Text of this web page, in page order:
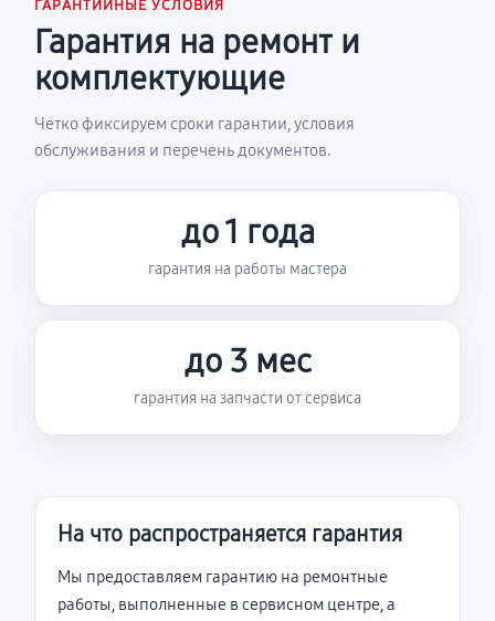
ГАРАНТИЙНЫЕ УСЛОВИЯ
Гарантия на ремонт и
комплектующие
Четко фиксируем сроки гарантии, условия
обслуживания и перечень документов.
до 1 года
гарантия на работы мастера
до 3 мес
гарантия на запчасти от сервиса
На что распространяется гарантия
Мы предоставляем гарантию на ремонтные
работы, выполненные в сервисном центре, а